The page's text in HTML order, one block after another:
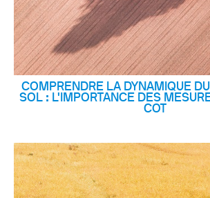
COMPRENDRE LA DYNAMIQUE
SOL : L'IMPORTANCE DES
COT